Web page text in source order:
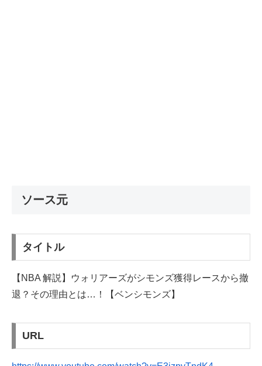
ソース元
タイトル
【NBA 解説】ウォリアーズがシモンズ獲得レースから撤
退？その理由とは…！【ベンシモンズ】
URL